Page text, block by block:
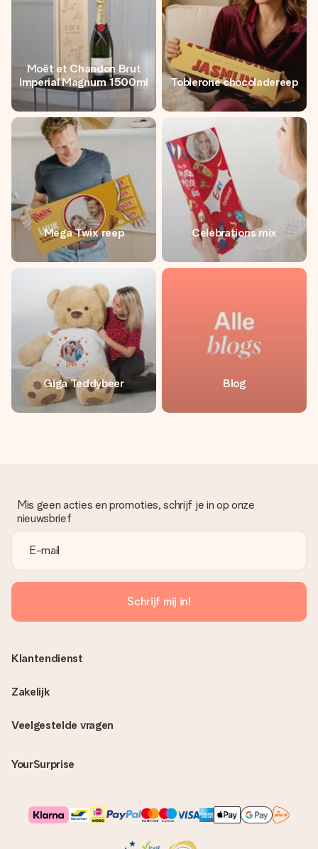
Moët et Chandon Brut
Imperial Magnum 1500ml
Toblerone chocoladereep
Mega Twix reep Celebrations mix
Giga Teddybeer Blog
Mis geen acties en promoties, schrijf je in op onze
nieuwsbrief
Schrijf mij in!
Veelgestelde vragen
YourSurprise
Klantendienst
Zakelijk